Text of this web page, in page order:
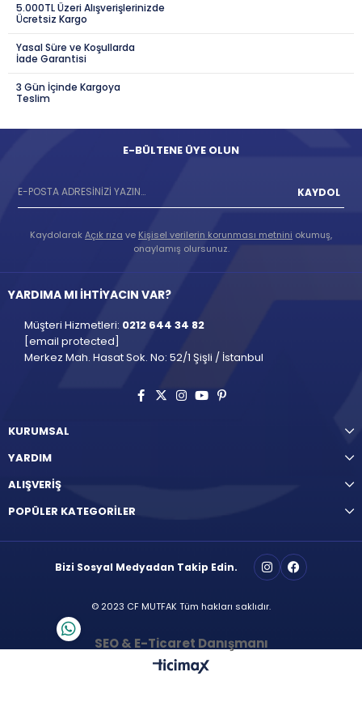
5.000TL Üzeri Alışverişlerinizde
Ücretsiz Kargo
Yasal Süre ve Koşullarda
İade Garantisi
3 Gün İçinde Kargoya
Teslim
E-BÜLTENE ÜYE OLUN
KAYDOL
KaydolarakAçık rıza ve Kişisel verilerin korunması metnini okumuş,
onaylamış olursunuz.
YARDIMA MI İHTİYACIN VAR?
Müşteri Hizmetleri: 0212 644 34 82
[email protected]
Merkez Mah. Hasat Sok. No: 52/1 Şişli / İstanbul
KURUMSAL
YARDIM
ALIŞVERİŞ
POPÜLER KATEGORİLER
Bizi Sosyal Medyadan Takip Edin.
© 2023 CF MUTFAK Tüm hakları saklıdır.
SEO & E-Ticaret Danışmanı